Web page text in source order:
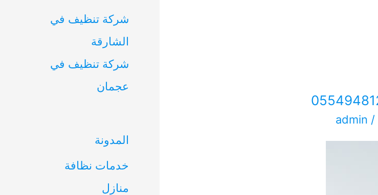
/
admin
ح
ث
ع
ن
شركة تنظيف في
الشارقة
شركة تنظيف في
عجمان
المدونة
خدمات نظافة
منازل